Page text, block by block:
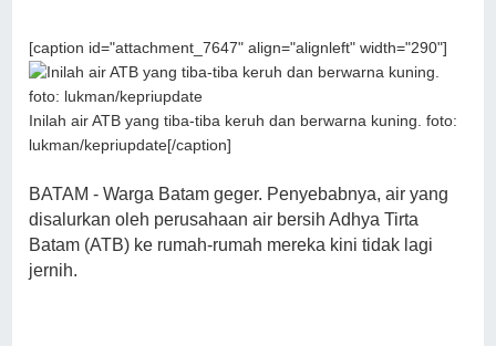
[caption id="attachment_7647" align="alignleft" width="290"]
Inilah air ATB yang tiba-tiba keruh dan berwarna kuning. foto:
lukman/kepriupdate[/caption]
BATAM - Warga Batam geger. Penyebabnya, air yang
disalurkan oleh perusahaan air bersih Adhya Tirta
Batam (ATB) ke rumah-rumah mereka kini tidak lagi
jernih.